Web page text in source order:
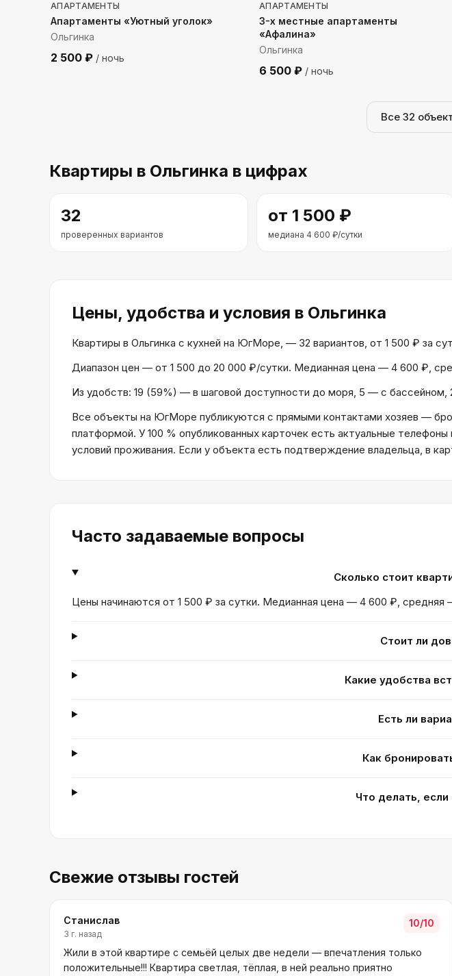
АПАРТАМЕНТЫ
Апартаменты «Уютный уголок»
Ольгинка
2 500 ₽ / ночь
АПАРТАМЕНТЫ
3-х местные апартаменты
«Афалина»
Ольгинка
6 500 ₽ / ночь
Все 32
Квартиры в Ольгинка в цифрах
32
проверенных вариантов
от 1 500 ₽
медиана 4 600 ₽/сутки
Цены, удобства и условия в Ольгинка
Квартиры в Ольгинка с кухней на ЮгМоре, — 32 вариантов, от 1 500 ₽ за
Диапазон цен — от 1 500 до 20 000 ₽/сутки. Медианная цена — 4 600 ₽,
Из удобств: 19 (59%) — в шаговой доступности до моря, 5 — с
Все объекты на ЮгМоре публикуются с прямыми контактами хозяев —
платформой. У 100 % опубликованных карточек есть актуальные
условий проживания. Если у объекта есть подтверждение владельца, в
Часто задаваемые вопросы
Сколько стоит
Цены начинаются от 1 500 ₽ за сутки. Медианная цена — 4 600 ₽,
Стоит ли
Какие удобства
Есть ли
Как
Что делать,
Свежие отзывы гостей
Станислав
3 г. назад
10/10
Жили в этой квартире с семьёй целых две недели — впечатления только
положительные!!! Квартира светлая, тёплая, в ней реально приятно